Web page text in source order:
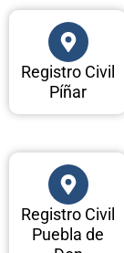
Registro Civil
Píñar
Registro Civil
Puebla de